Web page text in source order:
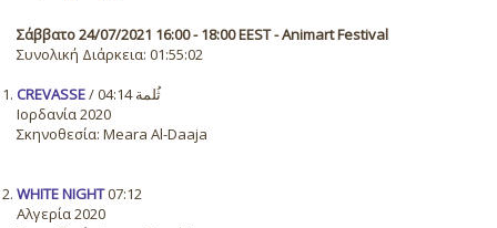
Σάββατο 24/07/2021 16:00 - 18:00 EEST - Animart Festival
Συνολική Διάρκεια: 01:55:02
CREVASSE
/ ثُلمة 04:14
Ιορδανία 2020
Σκηνοθεσία: Meara Al-Daaja
WHITE NIGHT07:12
Αλγερία 2020